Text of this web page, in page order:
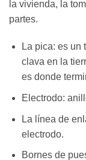
la vivienda, la
partes.
La pica: es un
clava en la
es donde
Electrodo:
La línea de
electrodo.
Bornes de